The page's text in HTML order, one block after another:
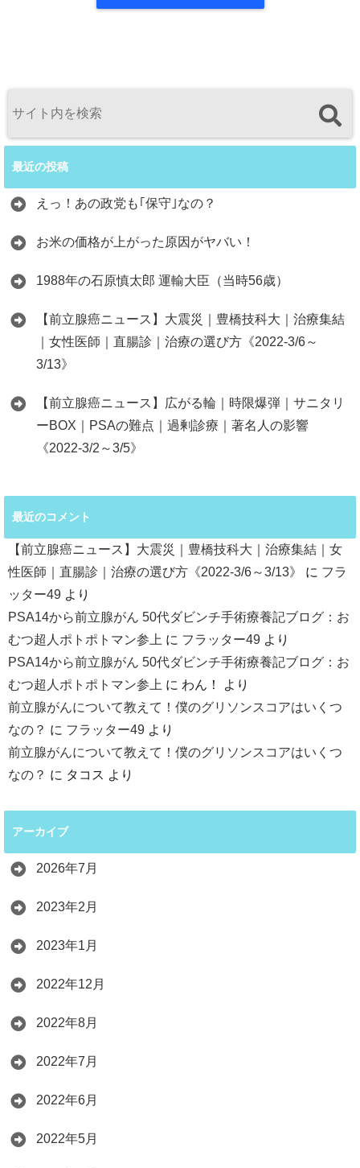
最近の投稿
えっ！あの政党も｢保守｣なの？
お米の価格が上がった原因がヤバい！
1988年の石原慎太郎 運輸大臣（当時56歳）
【前立腺癌ニュース】大震災｜豊橋技科大｜治療集結
｜女性医師｜直腸診｜治療の選び方《2022-3/6～
3/13》
【前立腺癌ニュース】広がる輪｜時限爆弾｜サニタリ
ーBOX｜PSAの難点｜過剰診療｜著名人の影響
《2022-3/2～3/5》
最近のコメント
【前立腺癌ニュース】大震災｜豊橋技科大｜治療集結｜女
性医師｜直腸診｜治療の選び方《2022-3/6～3/13》
に フラ
ッター49 より
PSA14から前立腺がん 50代ダビンチ手術療養記ブログ：お
むつ超人ポトポトマン参上 に フラッター49 より
PSA14から前立腺がん 50代ダビンチ手術療養記ブログ：お
むつ超人ポトポトマン参上 に わん！
より
前立腺がんについて教えて！僕のグリソンスコアはいくつ
なの？ に フラッター49 より
前立腺がんについて教えて！僕のグリソンスコアはいくつ
なの？ に タコス より
アーカイブ
2026年7月
2023年2月
2023年1月
2022年12月
2022年8月
2022年7月
2022年6月
2022年5月